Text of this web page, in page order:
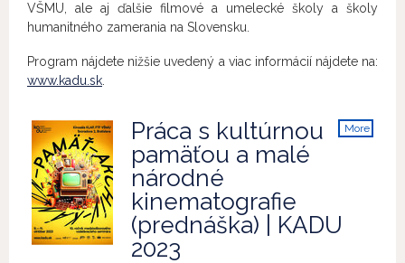
VŠMU, ale aj ďalšie filmové a umelecké školy a školy
humanitného zamerania na Slovensku.
Program nájdete nižšie uvedený a viac informácií nájdete na:
www.kadu.sk
More
Práca s kultúrnou
pamäťou a malé
národné
kinematografie
(prednáška) | KADU
2023